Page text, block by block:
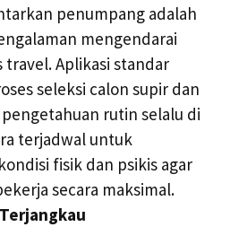
penumpang adalah
mengendarai
travel. Aplikasi standar
seleksi calon supir dan
rutin selalu di
terjadwal untuk
fisik dan psikis agar
secara maksimal.